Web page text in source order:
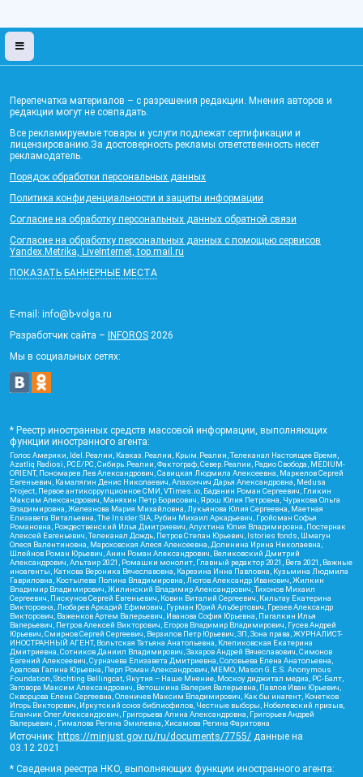
Перепечатка материалов – с разрешения редакции. Мнения авторов и
редакции могут не совпадать.
Все рекламируемые товары и услуги подлежат сертификации и
лицензированию.За достоверность рекламы ответственность несёт
рекламодатель.
Порядок обработки персональных данных
Политика конфиденциальности и защиты информации
Согласие на обработку персональных данных обратной связи
Согласие на обработку персональных данных с помощью сервисов
Yandex.Metrika, LiveInternet, top.mail.ru
ПОКАЗАТЬ БАННЕРНЫЕ МЕСТА
E-mail: info@b-volga.ru
Разработчик сайта – INFOROS 2026
Мы в социальных сетях:
* Реестр иностранных средств массовой информации, выполняющих
функции иностранного агента:
Голос Америки, Idel.Реалии, Кавказ.Реалии, Крым.Реалии, Телеканал Настоящее Время,
Azatliq Radiosi, PCE/PC, Сибирь.Реалии, Фактограф, Север.Реалии, Радио Свобода, MEDIUM-
ORIENT, Пономарев Лев Александрович, Савицкая Людмила Алексеевна, Маркелов Сергей
Евгеньевич, Камалягин Денис Николаевич, Апахончич Дарья Александровна, Medusa
Project, Первое антикоррупционное СМИ, VTimes.io, Баданин Роман Сергеевич, Гликин
Максим Александрович, Маняхин Петр Борисович, Ярош Юлия Петровна, Чуракова Ольга
Владимировна, Железнова Мария Михайловна, Лукьянова Юлия Сергеевна, Маетная
Елизавета Витальевна, The Insider SIA, Рубин Михаил Аркадьевич, Гройсман Софья
Романовна, Рождественский Илья Дмитриевич, Апухтина Юлия Владимировна, Постернак
Алексей Евгеньевич, Телеканал Дождь, Петров Степан Юрьевич, Istories fonds, Шмагун
Олеся Валентиновна, Мароховская Алеся Алексеевна, Долинина Ирина Николаевна,
Шлейнов Роман Юрьевич, Анин Роман Александрович, Великовский Дмитрий
Александрович, Альтаир 2021, Ромашки монолит, Главный редактор 2021, Вега 2021, Важные
иноагенты, Каткова Вероника Вячеславовна, Карезина Инна Павловна, Кузьмина Людмила
Гавриловна, Костылева Полина Владимировна, Лютов Александр Иванович, Жилкин
Владимир Владимирович, Жилинский Владимир Александрович, Тихонов Михаил
Сергеевич, Пискунов Сергей Евгеньевич, Ковин Виталий Сергеевич, Кильтау Екатерина
Викторовна, Любарев Аркадий Ефимович, Гурман Юрий Альбертович, Грезев Александр
Викторович, Важенков Артем Валерьевич, Иванова София Юрьевна, Пигалкин Илья
Валерьевич, Петров Алексей Викторович, Егоров Владимир Владимирович, Гусев Андрей
Юрьевич, Смирнов Сергей Сергеевич, Верзилов Петр Юрьевич, ЗП, Зона права, ЖУРНАЛИСТ-
ИНОСТРАННЫЙ АГЕНТ, Вольтская Татьяна Анатольевна, Клепиковская Екатерина
Дмитриевна, Сотников Даниил Владимирович, Захаров Андрей Вячеславович, Симонов
Евгений Алексеевич, Сурначева Елизавета Дмитриевна, Соловьева Елена Анатольевна,
Арапова Галина Юрьевна, Перл Роман Александрович, МЕМО, Mason G.E.S. Anonymous
Foundation, Stichting Bellingcat, Якутия – Наше Мнение, Москоу диджитал медиа, РС-Балт,
Заговора Максим Александрович, Ветошкина Валерия Валерьевна, Павлов Иван Юрьевич,
Скворцова Елена Сергеевна, Оленичев Максим Владимирович, Как бы инагент, Кочетков
Игорь Викторович, Иркутский союз библиофилов, Честные выборы, Нобелевский призыв,
Еланчик Олег Александрович, Григорьева Алина Александровна, Григорьев Андрей
Валерьевич , Гималова Регина Эмилевна, Хисамова Регина Фаритовна
Источник: https://minjust.gov.ru/ru/documents/7755/ данные на
03.12.2021
* Сведения реестра НКО, выполняющих функции иностранного агента: